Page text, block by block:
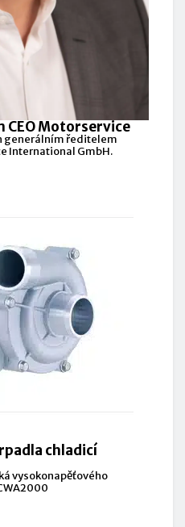
CEO Motorservice
generálním ředitelem
International GmbH.
chladicí
vysokonapěťového